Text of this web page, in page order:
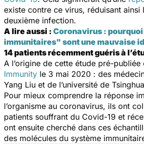
existe contre ce virus, réduisant ainsi
deuxième infection.
A lire aussi : Coronavirus :
immunitaires" sont une mauvaise
14 patients récemment guéris à
A l’origine de cette étude pré-publiée
Immunity le 3 mai 2020 : des
Yang Liu et de l’université de
Pour mieux comprendre la réponse
l’organisme au coronavirus, ils ont
patients souffrant du Covid-19 et
ont ensuite cherché dans ces
des molécules du système